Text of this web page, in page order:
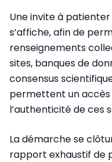
Une invite à
s’affiche, afin de
renseignements
sites, banques de
consensus
permettent un
l’authenticité de ces
La démarche se
rapport exhaustif de